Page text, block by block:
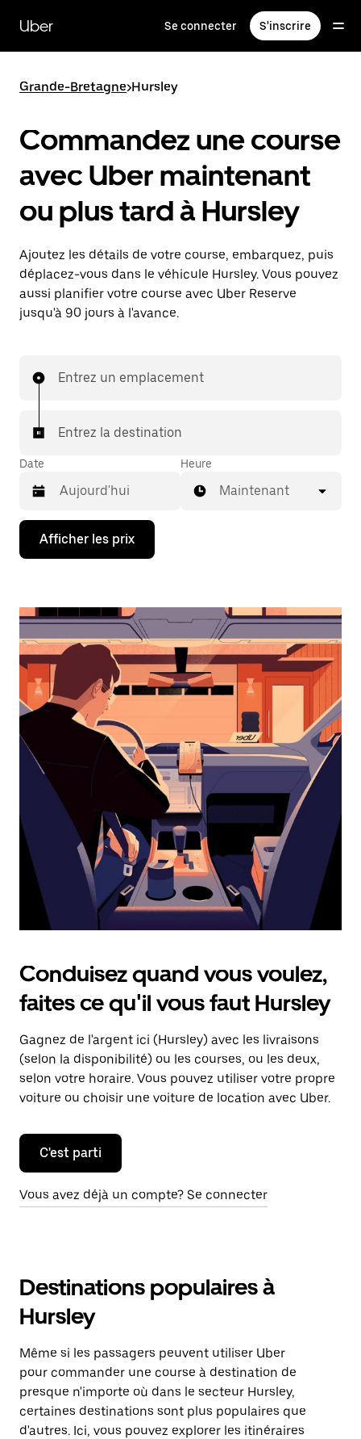
contenu
principal
Uber Se connecter S'inscrire
Grande-Bretagne>Hursley
Commandez une course
avec Uber maintenant
ou plus tard à Hursley
Ajoutez les détails de votre course, embarquez, puis
déplacez-vous dans le véhicule Hursley. Vous pouvez
aussi planifier votre course avec Uber Reserve
jusqu'à 90 jours à l'avance.
Entrez un emplacement
Entrez la destination
Date
Appuyez
la
bas
interagir
avec
calendrier
et
sélectionner
une
date.
Appuyez
d'échappement
pour
fermer
calendrier.
Heure
Maintenant
Afficher les prix
Conduisez quand vous voulez,
faites ce qu'il vous faut Hursley
Gagnez de l'argent ici (Hursley) avec les livraisons
(selon la disponibilité) ou les courses, ou les deux,
selon votre horaire. Vous pouvez utiliser votre propre
voiture ou choisir une voiture de location avec Uber.
C'est parti
Vous avez déjà un compte? Se connecter
Destinations populaires à
Hursley
Même si les passagers peuvent utiliser Uber
pour commander une course à destination de
presque n'importe où dans le secteur Hursley,
certaines destinations sont plus populaires que
d'autres. Ici, vous pouvez explorer les itinéraires